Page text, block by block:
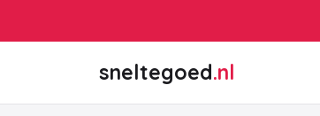
sneltegoed.nl